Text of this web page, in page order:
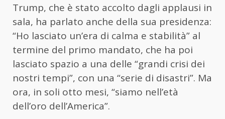
Trump, che è stato accolto dagli applausi in
sala, ha parlato anche della sua presidenza:
“Ho lasciato un’era di calma e stabilità” al
termine del primo mandato, che ha poi
lasciato spazio a una delle “grandi crisi dei
nostri tempi”, con una “serie di disastri”. Ma
ora, in soli otto mesi, “siamo nell’età
dell’oro dell’America”.